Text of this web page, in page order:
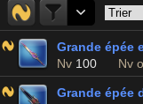
Grande épée
Nv 100 Nv
Grande épée